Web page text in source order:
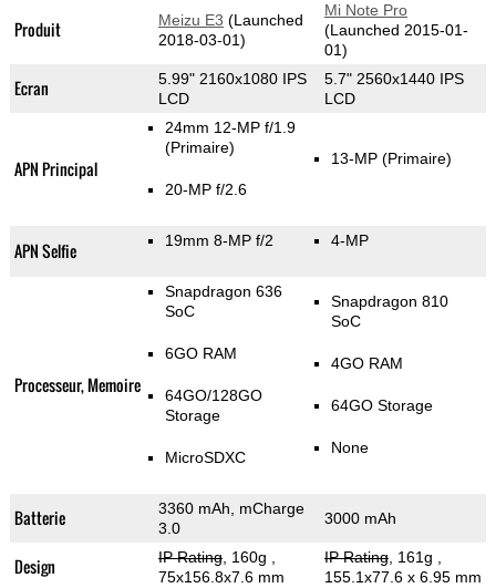
Produit Meizu E3 (Launched
2018-03-01)
Mi Note Pro
(Launched 2015-01-
01)
Ecran
5.99" 2160x1080 IPS
LCD
5.7" 2560x1440 IPS
LCD
APN Principal
24mm 12-MP f/1.9
(Primaire)
20-MP f/2.6
13-MP (Primaire)
APN Selfie 19mm 8-MP f/2 4-MP
Processeur, Memoire
Snapdragon 636
SoC
6GO RAM
64GO/128GO
Storage
MicroSDXC
Snapdragon 810
SoC
4GO RAM
64GO Storage
None
Batterie
3360 mAh, mCharge
3.0
3000 mAh
Design IP Rating, 160g
75x156.8x7.6 mm
IP Rating, 161g
155.1x77.6 x 6.95 mm